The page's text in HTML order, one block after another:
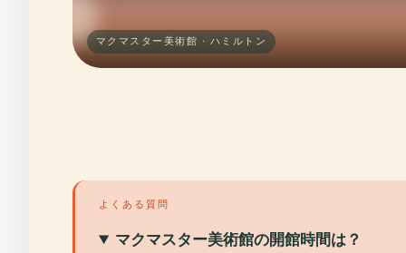
マクマスター美術館 · ハミルトン
よくある質問
マクマスター美術館の開館時間は？